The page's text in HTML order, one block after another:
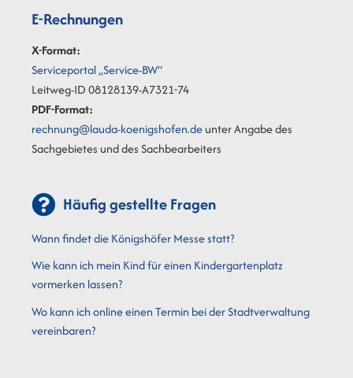
E-Rechnungen
X-Format:
Serviceportal „Service-BW“
Leitweg-ID 08128139-A7321-74
PDF-Format:
rechnung@lauda-koenigshofen.deunter Angabe des
Sachgebietes und des Sachbearbeiters
Häufig gestellte Fragen
Wann findet die Königshöfer Messe statt?
Wie kann ich mein Kind für einen Kindergartenplatz
vormerken lassen?
Wo kann ich online einen Termin bei der Stadtverwaltung
vereinbaren?